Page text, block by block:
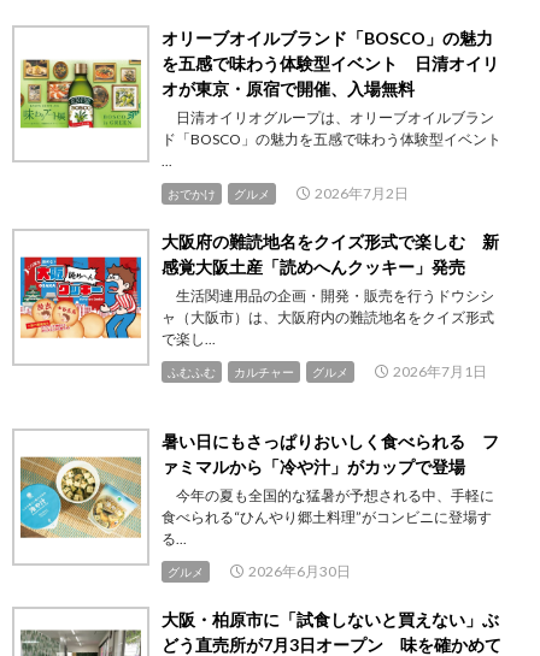
オリーブオイルブランド「BOSCO」の魅力
を五感で味わう体験型イベント 日清オイリ
オが東京・原宿で開催、入場無料
日清オイリオグループは、オリーブオイルブラン
ド「BOSCO」の魅力を五感で味わう体験型イベント
...
おでかけ グルメ 2026年7月2日
大阪府の難読地名をクイズ形式で楽しむ 新
感覚大阪土産「読めへんクッキー」発売
生活関連用品の企画・開発・販売を行うドウシシ
ャ（大阪市）は、大阪府内の難読地名をクイズ形式
で楽し...
ふむふむ カルチャー グルメ 2026年7月1日
暑い日にもさっぱりおいしく食べられる フ
ァミマルから「冷や汁」がカップで登場
今年の夏も全国的な猛暑が予想される中、手軽に
食べられる“ひんやり郷土料理”がコンビニに登場す
る...
グルメ 2026年6月30日
大阪・柏原市に「試食しないと買えない」ぶ
どう直売所が7月3日オープン 味を確かめて